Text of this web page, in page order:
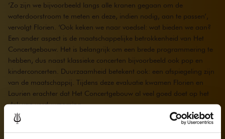
‘Zo zijn we bijvoorbeeld langs alle kranen gegaan om de
waterdoorstroom te meten en deze, indien nodig, aan te passen’,
vervolgt Florien. ‘Ook keken we naar voedsel: wat bieden we aan?
Een ander aspect is de maatschappelijke betrokkenheid van Het
Concertgebouw. Het is belangrijk om een brede programmering te
hebben, dus naast klassieke concerten bijvoorbeeld ook pop en
kinderconcerten. Duurzaamheid betekent ook: een afspiegeling zijn
van de maatschappij. Tijdens deze evaluatie kwamen Florien en
Laurien erachter dat Het Concertgebouw al veel goed doet op het
vlak van verduurzaming.
In de tuin hebben we een insectenhotel, een